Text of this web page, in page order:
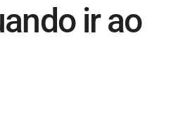
ir ao